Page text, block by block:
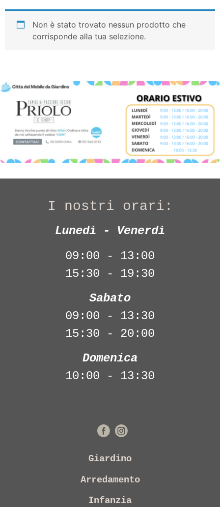
Non è stato trovato nessun prodotto che
corrisponde alla tua selezione.
I nostri orari:
Lunedì - Venerdì
09:00 - 13:00
15:30 - 19:30
Sabato
09:00 - 13:30
15:30 - 20:00
Domenica
10:00 - 13:30
Giardino
Arredamento
Infanzia